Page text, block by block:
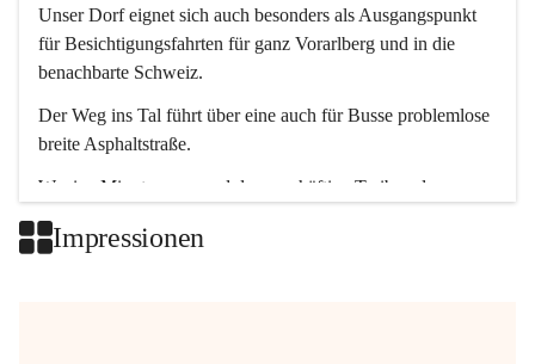
Unser Dorf eignet sich auch besonders als Ausgangspunkt
für Besichtigungsfahrten für ganz Vorarlberg und in die
benachbarte Schweiz.
Der Weg ins Tal führt über eine auch für Busse problemlose
breite Asphaltstraße.
Wenige Minuten nur, und das geschäftige Treiben der
Impressionen